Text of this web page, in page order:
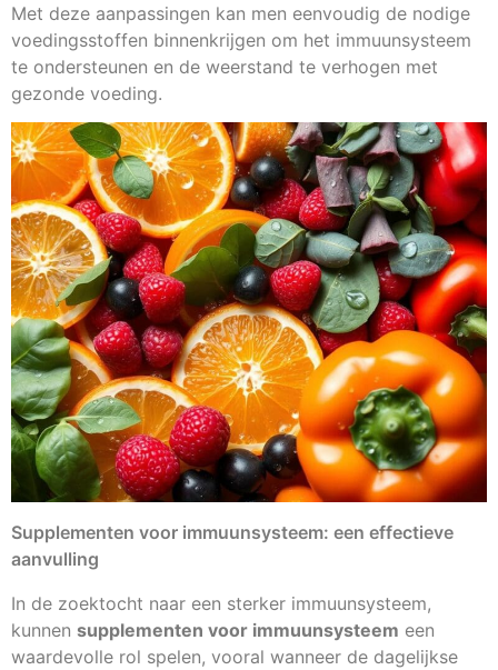
Met deze aanpassingen kan men eenvoudig de nodige
voedingsstoffen binnenkrijgen om het immuunsysteem
te ondersteunen en de weerstand te verhogen met
gezonde voeding.
Supplementen voor immuunsysteem: een effectieve
aanvulling
In de zoektocht naar een sterker immuunsysteem,
kunnen supplementen voor immuunsysteem een
waardevolle rol spelen, vooral wanneer de dagelijkse